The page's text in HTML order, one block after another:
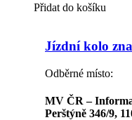
Přidat do košíku
Jízdní kolo
Odběrné místo:
MV ČR –
Perštýně 346/9,